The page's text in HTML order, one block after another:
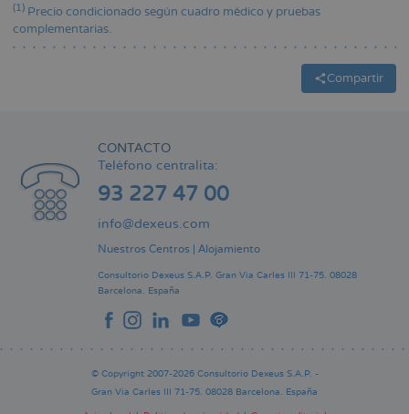
(1) Precio condicionado según cuadro médico y pruebas
complementarias.
Compartir
CONTACTO
Teléfono centralita:
93 227 47 00
info@dexeus.com
Nuestros Centros Alojamiento
Consultorio Dexeus S.A.P. Gran Via Carles III 71-75. 08028
Barcelona. España
© Copyright 2007-2026 Consultorio Dexeus S.A.P. -
Gran Via Carles III 71-75. 08028 Barcelona. España